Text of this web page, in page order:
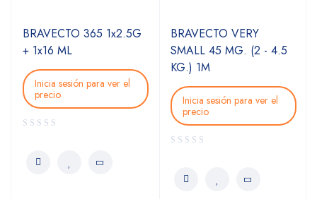
BRAVECTO VERY
SMALL 45 MG. (2 - 4.5
KG.) 1M
Inicia sesión para ver el
precio
BRAVECTO SMALL 100
MG. (4.5 - 10 KG.) 1M
Inicia sesión para ver el
precio